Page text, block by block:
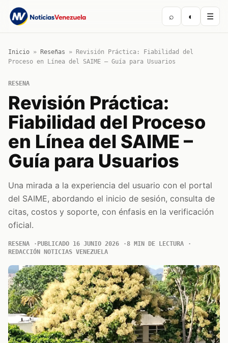
⌕ ◐ ☰
Inicio » Reseñas »
Revisión Práctica: Fiabilidad del
Proceso en Línea del SAIME – Guía para Usuarios
RESENA
Revisión Práctica:
Fiabilidad del Proceso
en Línea del SAIME –
Guía para Usuarios
Una mirada a la experiencia del usuario con el portal
del SAIME, abordando el inicio de sesión, consulta de
citas, costos y soporte, con énfasis en la verificación
oficial.
RESENA PUBLICADO 16 JUNIO 2026
8 MIN DE LECTURA
REDACCIÓN NOTICIAS VENEZUELA